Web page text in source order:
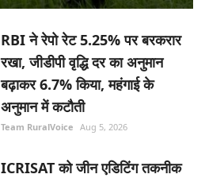
RBI ने रेपो रेट 5.25% पर बरकरार
रखा, जीडीपी वृद्धि दर का अनुमान
बढ़ाकर 6.7% किया, महंगाई के
अनुमान में कटौती
Team RuralVoice Aug 5, 2026
ICRISAT को जीन एडिटिंग तकनीक